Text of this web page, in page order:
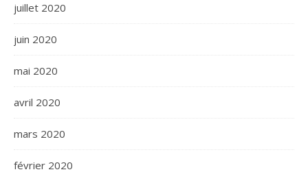
juillet 2020
juin 2020
mai 2020
avril 2020
mars 2020
février 2020